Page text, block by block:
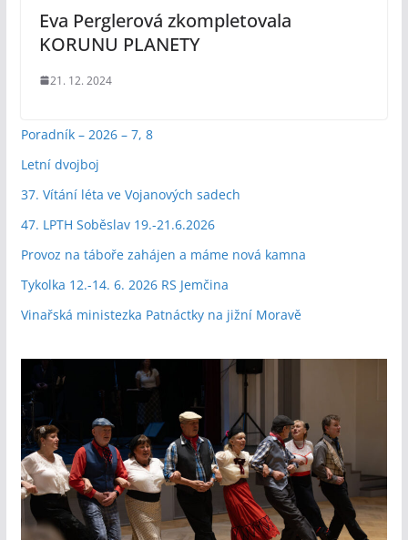
Eva Perglerová zkompletovala
KORUNU PLANETY
21. 12. 2024
Poradník – 2026 – 7, 8
Letní dvojboj
37. Vítání léta ve Vojanových sadech
47. LPTH Soběslav 19.-21.6.2026
Provoz na táboře zahájen a máme nová kamna
Tykolka 12.-14. 6. 2026 RS Jemčina
Vinařská ministezka Patnáctky na jižní Moravě